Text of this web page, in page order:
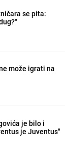
se pita:
može igrati na
je bilo i
je Juventus"